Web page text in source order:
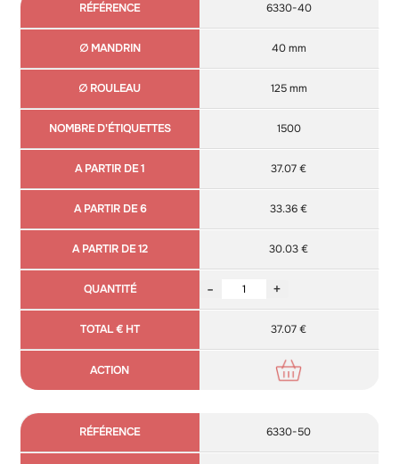
Référence
partir partir
6330-40
40 mm
125 mm
1500
37.07 €
33.36 €
30.03 €
- +
37.07 €
6330-50